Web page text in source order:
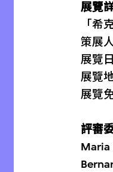
展覽
「希
策展
展覽
展覽
展覽
評審
Maria